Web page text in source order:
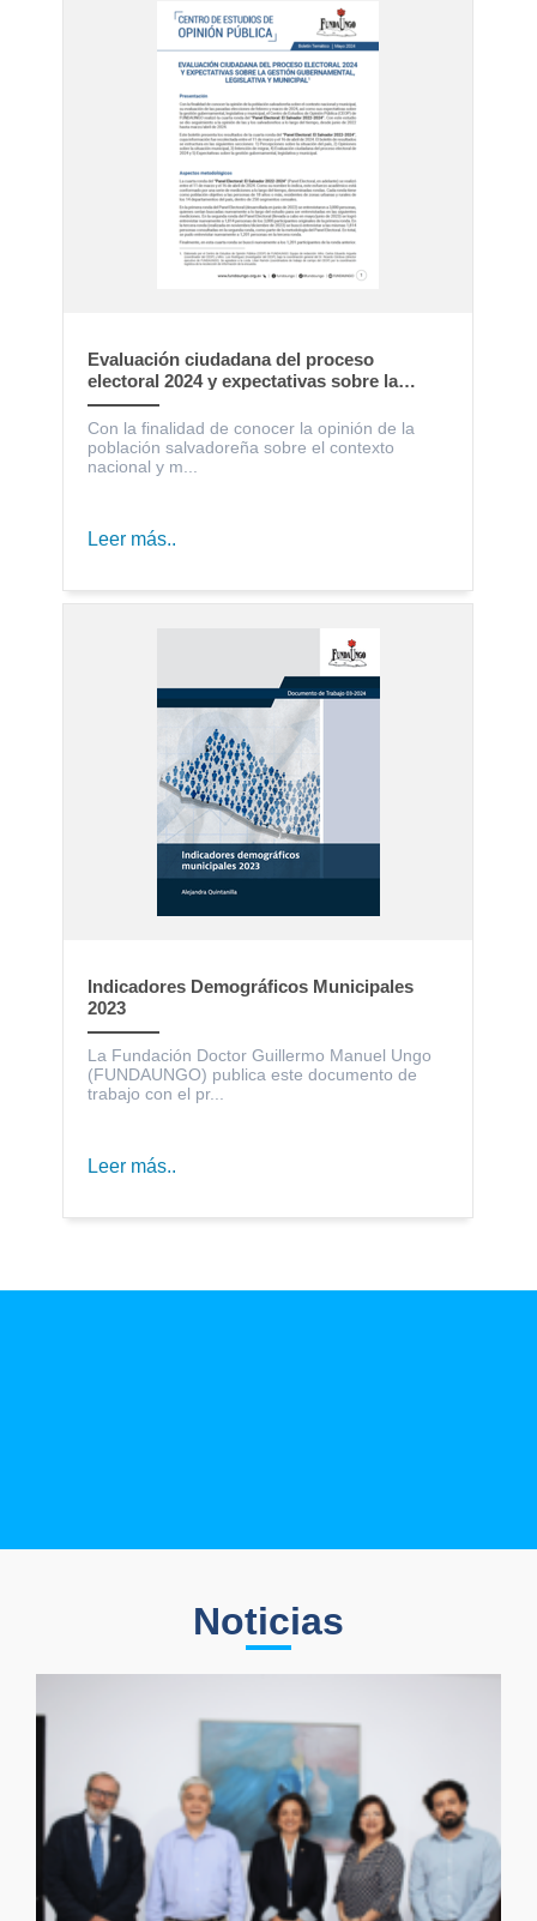
Evaluación ciudadana del proceso
electoral 2024 y expectativas sobre la
gestión gubernamental, legislativa y
municipal
Con la finalidad de conocer la opinión de la
población salvadoreña sobre el contexto
nacional y m...
Leer más..
Indicadores Demográficos Municipales
2023
La Fundación Doctor Guillermo Manuel Ungo
(FUNDAUNGO) publica este documento de
trabajo con el pr...
Leer más..
Noticias